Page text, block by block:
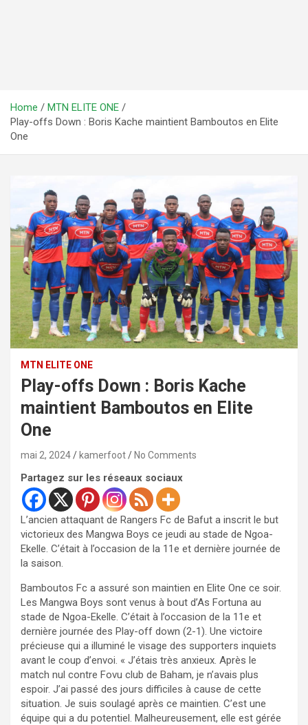
Home
MTN ELITE ONE
Play-offs Down : Boris Kache maintient Bamboutos en Elite
One
MTN ELITE ONE
Play-offs Down : Boris Kache
maintient Bamboutos en Elite
One
mai 2, 2024 kamerfoot No Comments
Partagez sur les réseaux sociaux
L’ancien attaquant de Rangers Fc de Bafut a inscrit le but
victorieux des Mangwa Boys ce jeudi au stade de Ngoa-
Ekelle. C’était à l’occasion de la 11e et dernière journée de
la saison.
Bamboutos Fc a assuré son maintien en Elite One ce soir.
Les Mangwa Boys sont venus à bout d’As Fortuna au
stade de Ngoa-Ekelle. C’était à l’occasion de la 11e et
dernière journée des Play-off down (2-1). Une victoire
précieuse qui a illuminé le visage des supporters inquiets
avant le coup d’envoi. « J’étais très anxieux. Après le
match nul contre Fovu club de Baham, je n’avais plus
espoir. J’ai passé des jours difficiles à cause de cette
situation. Je suis soulagé après ce maintien. C’est une
équipe qui a du potentiel. Malheureusement, elle est gérée